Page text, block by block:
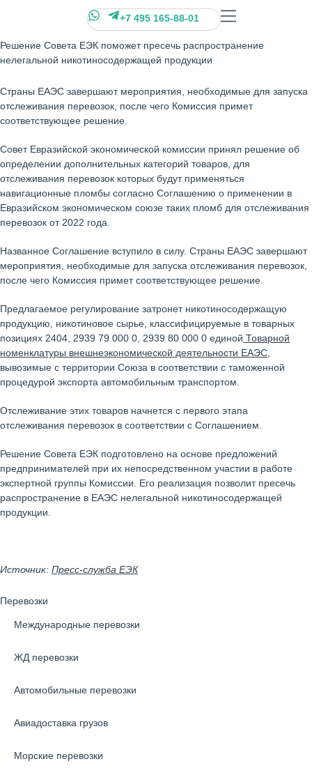
+7 495 165-88-01
Решение Совета ЕЭК поможет пресечь распространение
нелегальной никотиносодержащей продукции
Страны ЕАЭС завершают мероприятия, необходимые для запуска
отслеживания перевозок, после чего Комиссия примет
соответствующее решение.
Совет Евразийской экономической комиссии принял решение об
определении дополнительных категорий товаров, для
отслеживания перевозок которых будут применяться
навигационные пломбы согласно Соглашению о применении в
Евразийском экономическом союзе таких пломб для отслеживания
перевозок от 2022 года.
Названное Соглашение вступило в силу. Страны ЕАЭС завершают
мероприятия, необходимые для запуска отслеживания перевозок,
после чего Комиссия примет соответствующее решение.
Предлагаемое регулирование затронет никотиносодержащую
продукцию, никотиновое сырье, классифицируемые в товарных
позициях 2404, 2939 79 000 0, 2939 80 000 0 единой Товарной
номенклатуры внешнеэкономической деятельности ЕАЭС
вывозимые с территории Союза в соответствии с таможенной
процедурой экспорта автомобильным транспортом.
Отслеживание этих товаров начнется с первого этапа
отслеживания перевозок в соответствии с Соглашением.
Решение Совета ЕЭК подготовлено на основе предложений
предпринимателей при их непосредственном участии в работе
экспертной группы Комиссии. Его реализация позволит пресечь
распространение в ЕАЭС нелегальной никотиносодержащей
продукции.
Источник: Пресс-служба ЕЭК
Перевозки
Международные перевозки
ЖД перевозки
Автомобильные перевозки
Авиадоставка грузов
Морские перевозки